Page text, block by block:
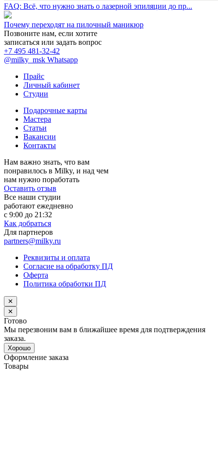
FAQ: Всё, что нужно знать о лазерной эпиляции до пр...
Почему переходят на пилочный маникюр
Позвоните нам, если хотите
записаться или задать вопрос
+7 495 481-32-42
@milky_msk Whatsapp
Прайс
Личный кабинет
Студии
Подарочные карты
Мастера
Статьи
Вакансии
Контакты
Нам важно знать, что вам
понравилось в Milky, и над чем
нам нужно поработать
Оставить отзыв
Все наши студии
работают ежедневно
с 9:00 до 21:32
Как добраться
Для партнеров
partners@milky.ru
Реквизиты и оплата
Согласие на обработку ПД
Оферта
Политика обработки ПД
✕
✕
Готово
Мы перезвоним вам в ближайшее время для подтверждения
заказа.
Хорошо
Оформление заказа
Товары